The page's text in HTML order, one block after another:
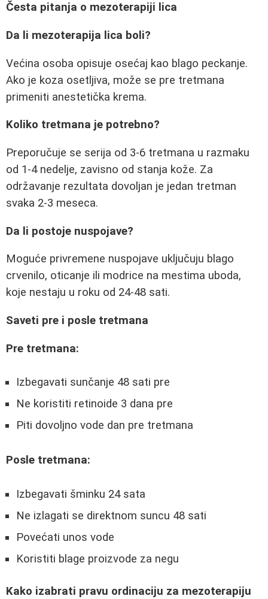
Česta pitanja o mezoterapiji lica
Da li mezoterapija lica boli?
Većina osoba opisuje osećaj kao blago peckanje.
Ako je koza osetljiva, može se pre tretmana
primeniti anestetička krema.
Koliko tretmana je potrebno?
Preporučuje se serija od 3-6 tretmana u razmaku
od 1-4 nedelje, zavisno od stanja kože. Za
održavanje rezultata dovoljan je jedan tretman
svaka 2-3 meseca.
Da li postoje nuspojave?
Moguće privremene nuspojave uključuju blago
crvenilo, oticanje ili modrice na mestima uboda,
koje nestaju u roku od 24-48 sati.
Saveti pre i posle tretmana
Pre tretmana:
Izbegavati sunčanje 48 sati pre
Ne koristiti retinoide 3 dana pre
Piti dovoljno vode dan pre tretmana
Posle tretmana:
Izbegavati šminku 24 sata
Ne izlagati se direktnom suncu 48 sati
Povećati unos vode
Koristiti blage proizvode za negu
Kako izabrati pravu ordinaciju za mezoterapiju